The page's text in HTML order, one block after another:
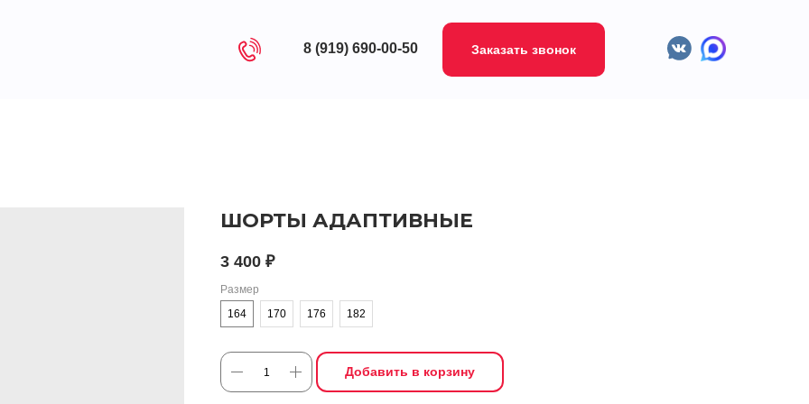
Заказать звонок
8 (919) 690-00-50
ШОРТЫ АДАПТИВНЫЕ
3 400 ₽
Размер
164
170 176 182
Добавить в корзину